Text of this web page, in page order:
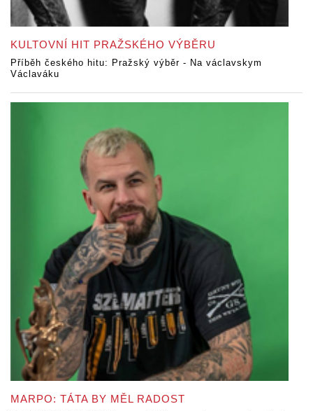
KULTOVNÍ HIT PRAŽSKÉHO VÝBĚRU
Příběh českého hitu: Pražský výběr - Na václavskym
Václaváku
MARPO: TÁTA BY MĚL RADOST